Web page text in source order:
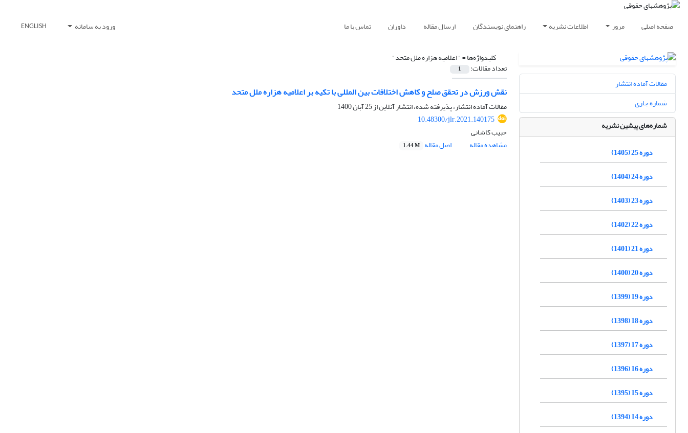
صفحه اصلی مرور اطلاعات نشریه راهنمای نویسندگان ارسال مقاله داوران تماس با ما ورود به سامانه ENGLISH
کلیدواژه‌ها =" اعلامیه هزاره ملل متحد"
تعداد مقالات: 1
نقش ورزش در تحقق صلح و کاهش اختلافات بین المللی با تکیه بر اعلامیه هزاره ملل متحد
مقالات آماده انتشار، پذیرفته شده، انتشار آنلاین از25 آبان 1400
10.48300/jlr.2021.140175
حبیب کاشانی
مشاهده مقاله
اصل مقاله 1.44 M
مقالات آماده انتشار
شماره جاری
شماره‌های پیشین نشریه
دوره 25 (1405)
دوره 24 (1404)
دوره 23 (1403)
دوره 22 (1402)
دوره 21 (1401)
دوره 20 (1400)
دوره 19 (1399)
دوره 18 (1398)
دوره 17 (1397)
دوره 16 (1396)
دوره 15 (1395)
دوره 14 (1394)